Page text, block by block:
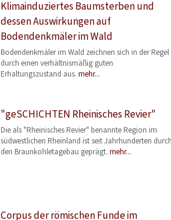
Klimainduziertes Baumsterben und
dessen Auswirkungen auf
Bodendenkmäler im Wald
Bodendenkmäler im Wald zeichnen sich in der Regel
durch einen verhältnismäßig guten
Erhaltungszustand aus. mehr...
"geSCHICHTEN Rheinisches Revier"
Die als "Rheinisches Revier" benannte Region im
südwestlichen Rheinland ist seit Jahrhunderten durch
den Braunkohletagebau geprägt. mehr...
Corpus der römischen Funde im